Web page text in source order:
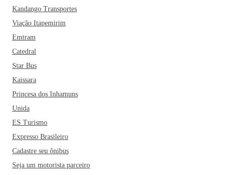
Kandango Transportes
Viação Itapemirim
Emtram
Catedral
Star Bus
Kaissara
Princesa dos Inhamuns
Unida
ES Turismo
Expresso Brasileiro
Cadastre seu ônibus
Seja um motorista parceiro